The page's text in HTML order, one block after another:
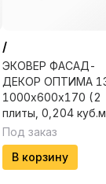
/
ЭКОВЕР ФАСАД-
ДЕКОР ОПТИМА
1000х600х170 (2
плиты, 0,204
Под заказ
В корзину